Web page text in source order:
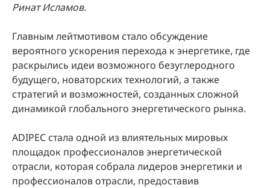
Ринат Исламов.
Главным лейтмотивом стало обсуждение
вероятного ускорения перехода к энергетике, где
раскрылись идеи возможного безуглеродного
будущего, новаторских технологий, а также
стратегий и возможностей, созданных сложной
динамикой глобального энергетического рынка.
ADIPEC стала одной из влиятельных мировых
площадок профессионалов энергетической
отрасли, которая собрала лидеров энергетики и
профессионалов отрасли, предоставив